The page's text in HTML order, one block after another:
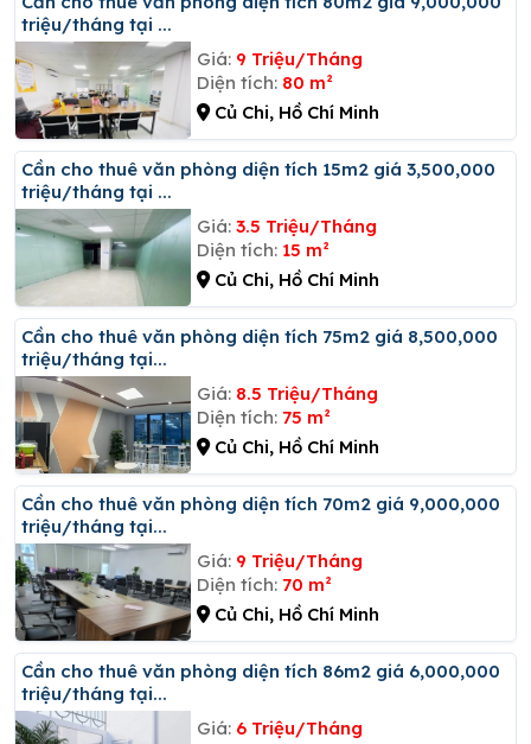
triệu/tháng tại ...
Giá: 9 Triệu/Tháng
Diện tích: 80 m²
Củ Chi, Hồ Chí Minh
Cần cho thuê văn phòng diện tích 15m2 giá 3,500,000
triệu/tháng tại ...
Giá: 3.5 Triệu/Tháng
Diện tích: 15 m²
Củ Chi, Hồ Chí Minh
Cần cho thuê văn phòng diện tích 75m2 giá 8,500,000
triệu/tháng tại...
Giá: 8.5 Triệu/Tháng
Diện tích: 75 m²
Củ Chi, Hồ Chí Minh
Cần cho thuê văn phòng diện tích 70m2 giá 9,000,000
triệu/tháng tại...
Giá: 9 Triệu/Tháng
Diện tích: 70 m²
Củ Chi, Hồ Chí Minh
Cần cho thuê văn phòng diện tích 86m2 giá 6,000,000
triệu/tháng tại...
Giá: 6 Triệu/Tháng